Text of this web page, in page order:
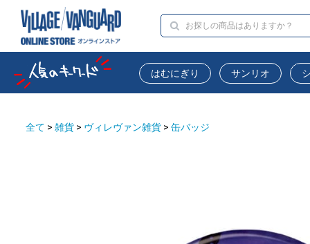
はむにぎり サンリオ
全て > 雑貨 > ヴィレヴァン雑貨 > 缶バッジ